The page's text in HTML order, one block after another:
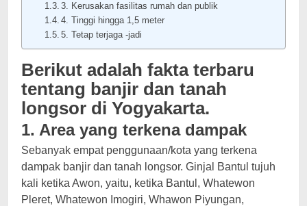
3. Kerusakan fasilitas rumah dan publik
4. Tinggi hingga 1,5 meter
5. Tetap terjaga -jadi
Berikut adalah fakta terbaru
tentang banjir dan tanah
longsor di Yogyakarta.
1. Area yang terkena dampak
Sebanyak empat penggunaan/kota yang terkena
dampak banjir dan tanah longsor. Ginjal Bantul tujuh
kali ketika Awon, yaitu, ketika Bantul, Whatewon
Pleret, Whatewon Imogiri, Whawon Piyungan,